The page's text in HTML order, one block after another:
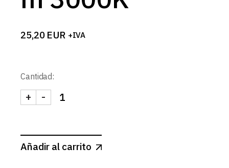
25,20 EUR +IVA
Cantidad:
BOMBILLA LED E27 45W D115XH203mm 3000K
-
+
Añadir al carrito